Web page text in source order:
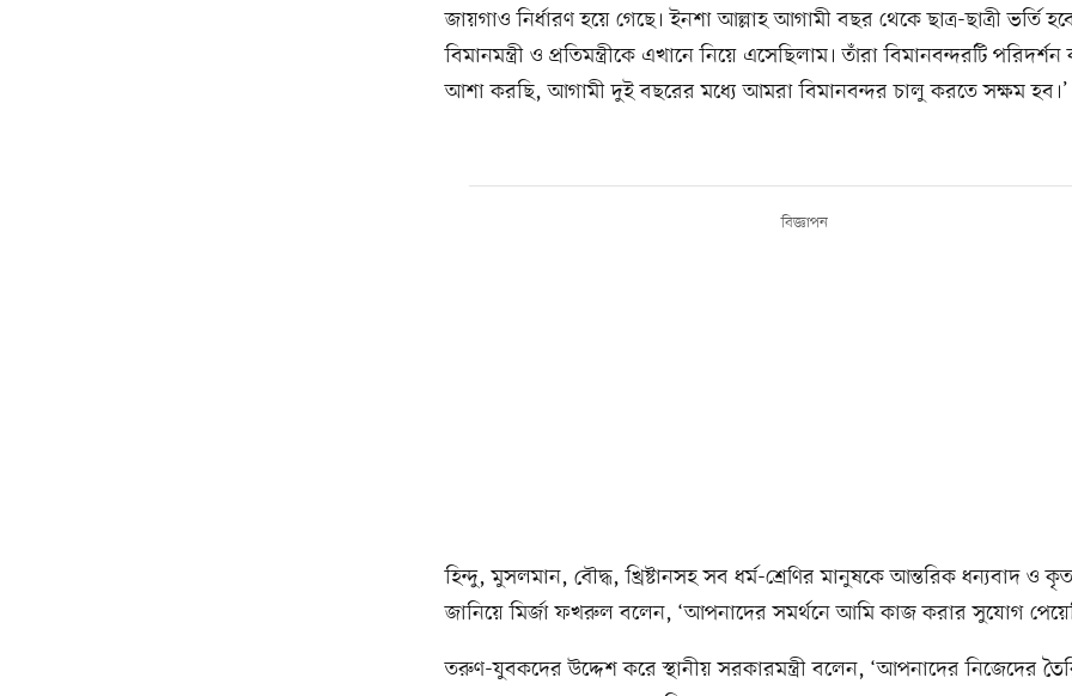
জায়গাও নির্ধারণ হয়ে গেছে। ইনশা আল্লাহ আগামী বছর থেকে ছাত্র-ছাত্রী ভর্তি
বিমানমন্ত্রী ও প্রতিমন্ত্রীকে এখানে নিয়ে এসেছিলাম। তাঁরা বিমানবন্দরটি
আশা করছি, আগামী দুই বছরের মধ্যে আমরা বিমানবন্দর চালু করতে সক্ষম হব।’
বিজ্ঞাপন
হিন্দু, মুসলমান, বৌদ্ধ, খ্রিষ্টানসহ সব ধর্ম-শ্রেণির মানুষকে আন্তরিক ধন্যবাদ ও
জানিয়ে মির্জা ফখরুল বলেন, ‘আপনাদের সমর্থনে আমি কাজ করার সুযোগ
তরুণ-যুবকদের উদ্দেশ করে স্থানীয় সরকারমন্ত্রী বলেন, ‘আপনাদের নিজেদের